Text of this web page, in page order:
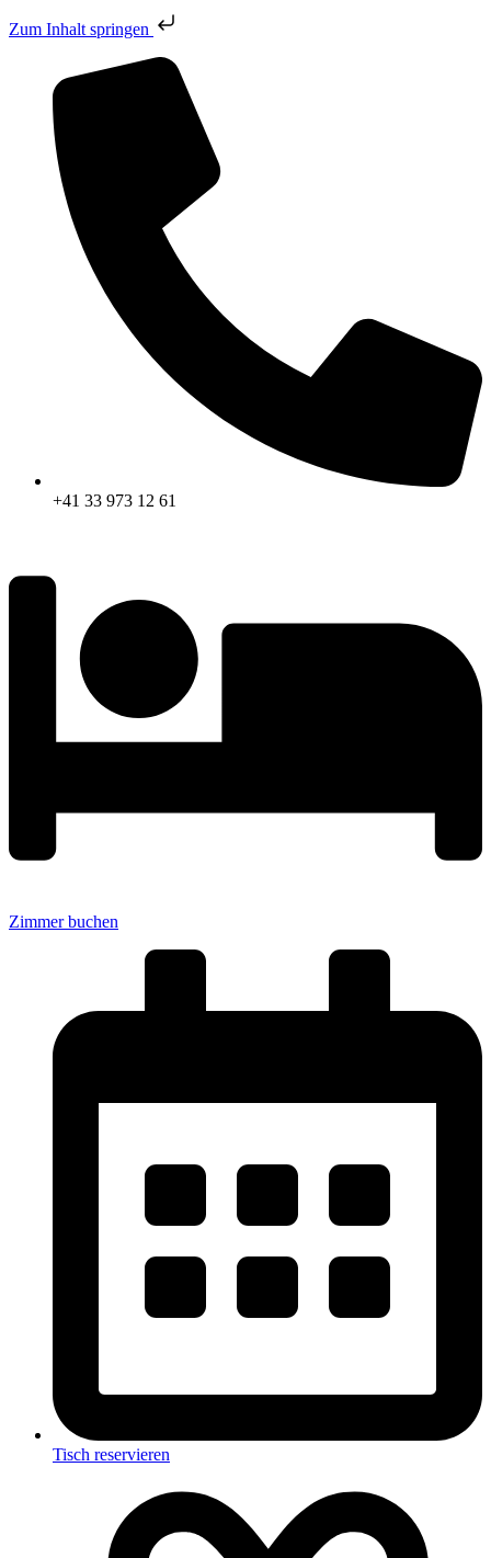
Zum Inhalt springen
+41 33 973 12 61
Zimmer buchen
Tisch reservieren